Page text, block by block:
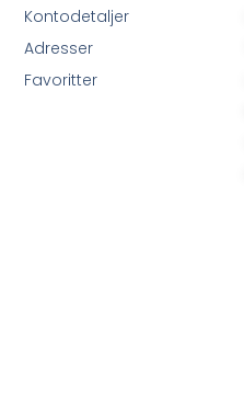
Kontodetaljer
Adresser
Favoritter